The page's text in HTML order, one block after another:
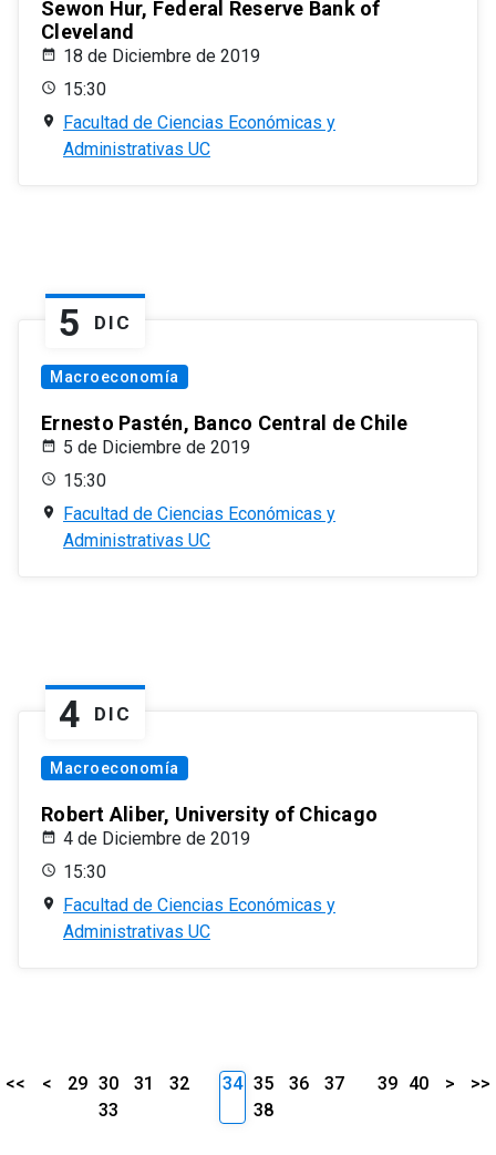
Sewon Hur, Federal Reserve Bank of
Cleveland
18 de Diciembre de 2019
15:30
Facultad de Ciencias Económicas y
Administrativas UC
5 DIC
Macroeconomía
Ernesto Pastén, Banco Central de Chile
5 de Diciembre de 2019
15:30
Facultad de Ciencias Económicas y
Administrativas UC
4 DIC
Macroeconomía
Robert Aliber, University of Chicago
4 de Diciembre de 2019
15:30
Facultad de Ciencias Económicas y
Administrativas UC
<< < 29 30 31
32
33
34 35 36
37
38
39 40 > >>